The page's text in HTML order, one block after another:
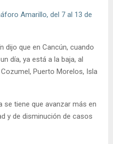
Amarillo, del 7 al 13 de
dijo que en Cancún, cuando
día, ya está a la baja, al
Puerto Morelos, Isla
se tiene que avanzar más en
y de disminución de casos